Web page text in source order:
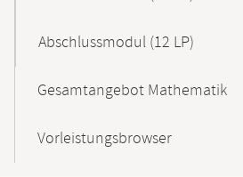
Abschlussmodul (12 LP)
Gesamtangebot Mathematik
Vorleistungsbrowser